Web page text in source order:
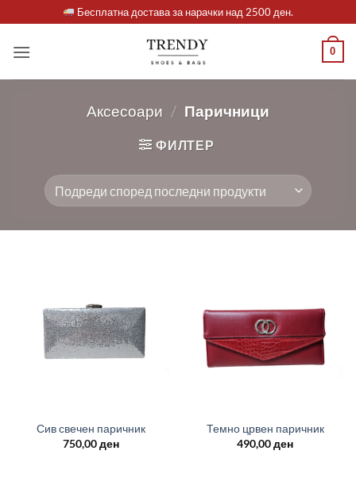
to
content
Бесплатна достава за нарачки над 2500 ден.
0
Аксесоари / Паричници
ФИЛТЕР
Сив свечен паричник
750,00ден
Темно црвен паричник
490,00ден